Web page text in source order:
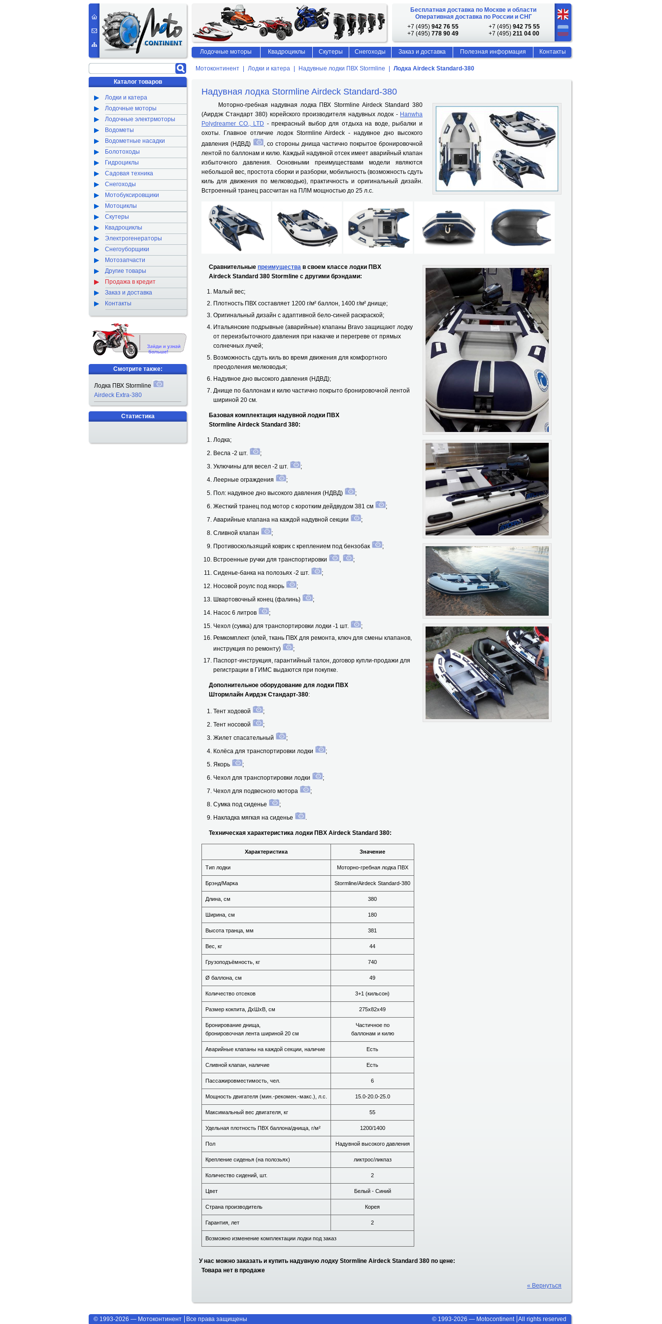
Мотоконтинент Лодки и катера Надувные лодки ПВХ Stormline Лодка Airdeck Standard-380
Надувная лодка Stormline Airdeck Standard-380
Моторно-гребная надувная лодка ПВХ Stormline Airdeck Standard 380
(Аирдэк Стандарт 380) корейского производителя надувных лодок - Hanwha
Polydreamer CO., LTD - прекрасный выбор для отдыха на воде, рыбалки и
охоты. Главное отличие лодок Stormline Airdeck - надувное дно высокого
давления (НДВД)
, со стороны днища частично покрытое бронировочной
лентой по баллонам и килю. Каждый надувной отсек имеет аварийный клапан
избыточного давления. Основными преимуществами модели являются
небольшой вес, простота сборки и разборки, мобильность (возможность сдуть
киль для движения по мелководью), практичность и оригинальный дизайн.
Встроенный транец рассчитан на ПЛМ мощностью до 25 л.с.
Сравнительные преимущества в своем классе лодки ПВХ
Airdeck Standard 380 Stormline с другими брэндами:
Малый вес;
Плотность ПВХ составляет 1200 г/м² баллон, 1400 г/м² днище;
Оригинальный дизайн с адаптивной бело-синей раскраской;
Итальянские подрывные (аварийные) клапаны Bravo защищают лодку
от переизбыточного давления при накачке и перегреве от прямых
солнечных лучей;
Возможность сдуть киль во время движения для комфортного
преодоления мелководья;
Надувное дно высокого давления (НДВД);
Днище по баллонам и килю частично покрыто бронировочной лентой
шириной 20 см.
Базовая комплектация надувной лодки ПВХ
Stormline Airdeck Standard 380:
Лодка;
Весла -2 шт.
;
Уключины для весел -2 шт.
;
Леерные ограждения
;
Пол: надувное дно высокого давления (НДВД)
;
Жесткий транец под мотор с коротким дейдвудом 381 см
;
Аварийные клапана на каждой надувной секции
;
Сливной клапан
;
Противоскользящий коврик c креплением под бензобак
;
Встроенные ручки для транспортировки
,
;
Сиденье-банка на полозьях -2 шт.
;
Носовой роулс под якорь
;
Швартовочный конец (фалинь)
;
Насос 6 литров
;
Чехол (сумка) для транспортировки лодки -1 шт.
;
Ремкомплект (клей, ткань ПВХ для ремонта, ключ для смены клапанов,
инструкция по ремонту)
;
Паспорт-инструкция, гарантийный талон, договор купли-продажи для
регистрации в ГИМС выдаются при покупке.
Дополнительное оборудование для лодки ПВХ
Штормлайн Аирдэк Стандарт-380:
Тент ходовой
;
Тент носовой
;
Жилет спасательный
;
Колёса для транспортировки лодки
;
Якорь
;
Чехол для транспортировки лодки
;
Чехол для подвесного мотора
;
Сумка под сиденье
;
Накладка мягкая на сиденье
.
Техническая характеристика лодки ПВХ Airdeck Standard 380:
Характеристика Значение
Тип лодки Моторно-гребная лодка ПВХ
Брэнд/Марка Stormline/Airdeck Standard-380
Длина, см 380
Ширина, см 180
Высота транца, мм 381
Вес, кг 44
Грузоподъёмность, кг 740
Ø баллона, см 49
Количество отсеков 3+1 (кильсон)
Размер кокпита, ДхШхВ, см 275х82х49
Бронирование днища,
бронировочная лента шириной 20 см
Частичное по
баллонам и килю
Аварийные клапаны на каждой секции, наличие Есть
Сливной клапан, наличие Есть
Пассажировместимость, чел. 6
Мощность двигателя (мин.-рекомен.-макс.), л.с. 15.0-20.0-25.0
Максимальный вес двигателя, кг 55
Удельная плотность ПВХ баллона/днища, г/м² 1200/1400
Пол Надувной высокого давления
Крепление сиденья (на полозьях) ликтрос/ликпаз
Количество сидений, шт. 2
Цвет Белый - Синий
Страна производитель Корея
Гарантия, лет 2
Возможно изменение комплектации лодки под заказ
У нас можно заказать и купить надувную лодку Stormline Airdeck Standard 380 по цене:
Товара нет в продаже
« Вернуться
Каталог товаров
Лодки и катера
Лодочные моторы
Лодочные электрмоторы
Водометы
Водометные насадки
Болотоходы
Гидроциклы
Садовая техника
Снегоходы
Мотобуксировщики
Мотоциклы
Скутеры
Квадроциклы
Электрогенераторы
Снегоуборщики
Мотозапчасти
Другие товары
Продажа в кредит
Заказ и доставка
Контакты
Смотрите также:
Лодка ПВХ Stormline
Airdeck Extra-380
Статистика
Бесплатная доставка по Москве и области
Оперативная доставка по России и СНГ
+7 (495) 942 76 55 +7 (495) 942 75 55
+7 (495) 778 90 49 +7 (495) 211 04 00
Лодочные моторы Квадроциклы Скутеры Снегоходы Заказ и доставка Полезная информация Контакты
© 1993-2026 — Мотоконтинент Все права защищены © 1993-2026 — Motocontinent All rights reserved